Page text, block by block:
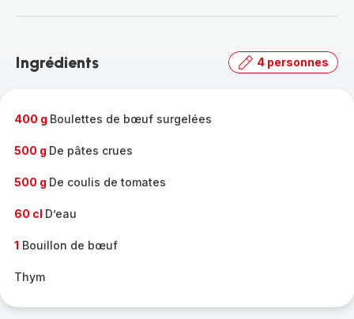
-
gamme
Ingrédients 4 personnes
400 g Boulettes de bœuf surgelées
500 g De pâtes crues
500 g De coulis de tomates
60 cl D’eau
1 Bouillon de bœuf
Thym